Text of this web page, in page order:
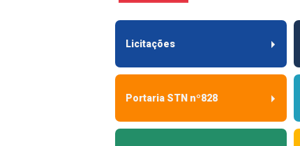
Licitações
Portaria STN nº828